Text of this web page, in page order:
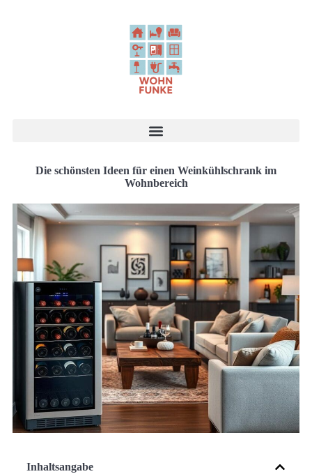
Die schönsten Ideen für einen Weinkühlschrank im
Wohnbereich
Inhaltsangabe